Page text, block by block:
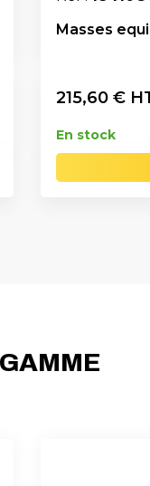
Masses
215,60 €
En stock